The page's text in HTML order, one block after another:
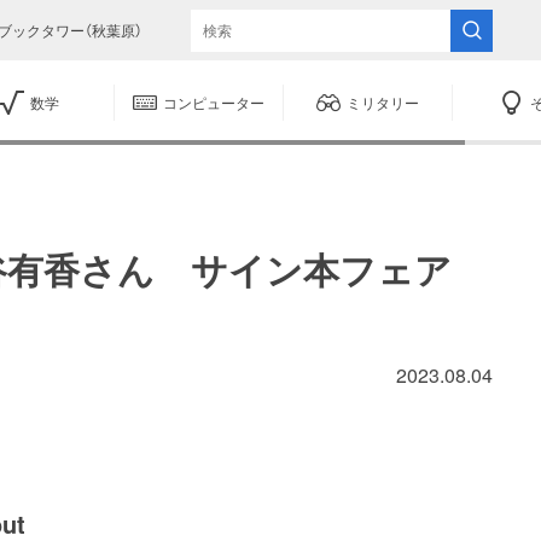
ブックタワー（秋葉原）
数学 コンピューター ミリタリー
有香さん サイン本フェア
2023.08.04